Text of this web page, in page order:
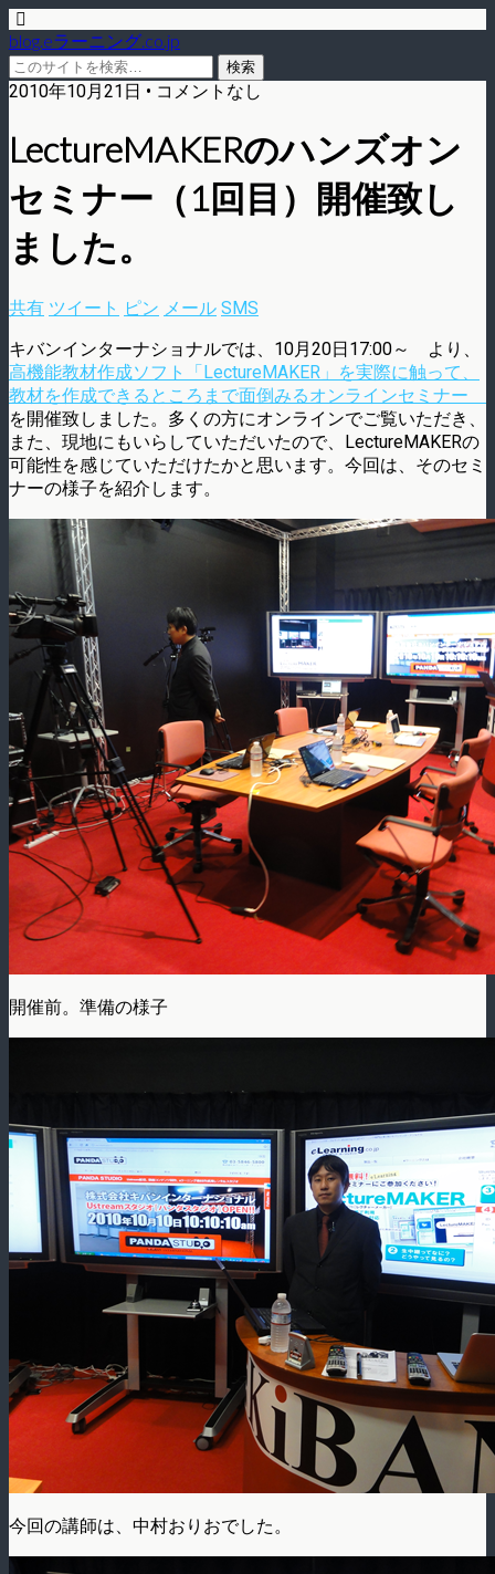
blog.eラーニング.co.jp
2010年10月21日 • コメントなし
LectureMAKERのハンズオン
セミナー（1回目）開催致し
ました。
共有 ツイート ピン メール SMS
キバンインターナショナルでは、10月20日17:00～ より、
高機能教材作成ソフト「LectureMAKER」を実際に触って、
教材を作成できるところまで面倒みるオンラインセミナー
を開催致しました。多くの方にオンラインでご覧いただき、
また、現地にもいらしていただいたので、LectureMAKERの
可能性を感じていただけたかと思います。今回は、そのセミ
ナーの様子を紹介します。
開催前。準備の様子
今回の講師は、中村おりおでした。